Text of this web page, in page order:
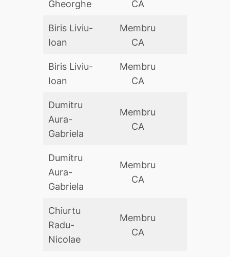
Gheorghe CA
Biris Liviu-
Ioan
Membru
CA
Biris Liviu-
Ioan
Membru
CA
Dumitru
Aura-
Gabriela
Membru
CA
Dumitru
Aura-
Gabriela
Membru
CA
Chiurtu
Radu-
Nicolae
Membru
CA